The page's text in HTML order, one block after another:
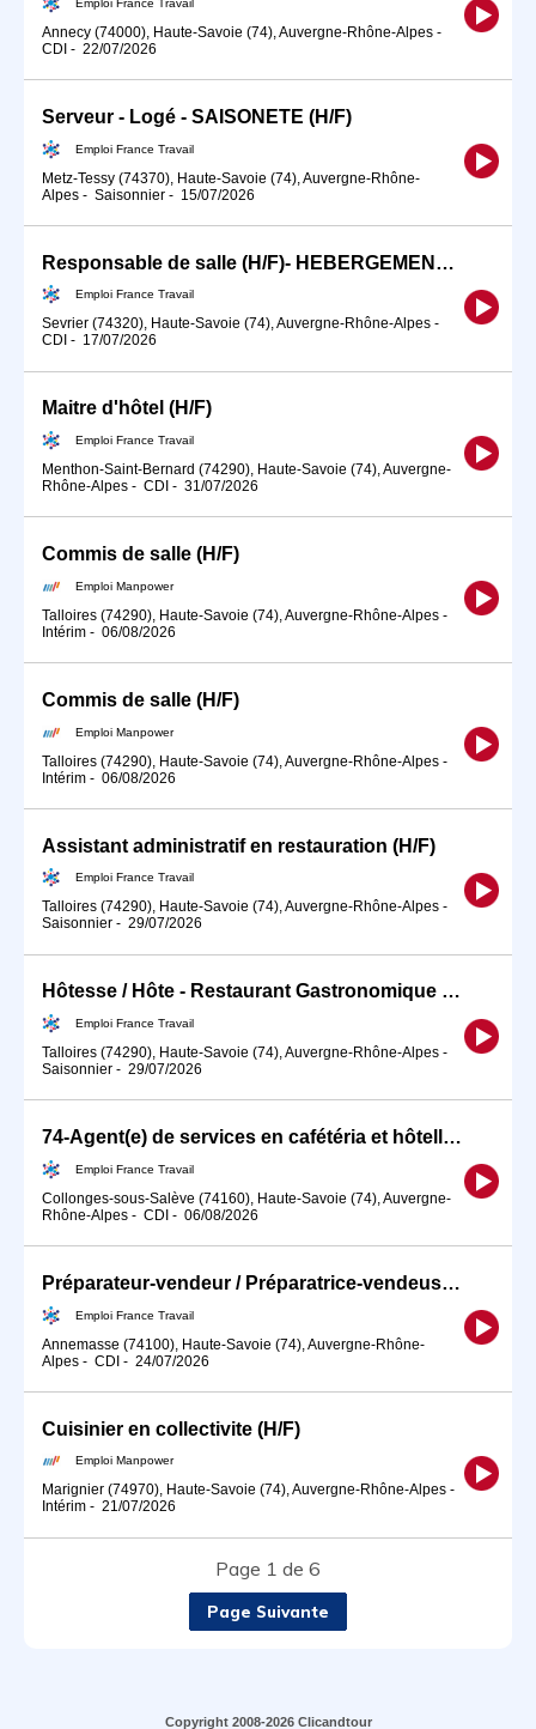
Annecy (74000), Haute-Savoie (74), Auvergne-Rhône-Alpes -
CDI - 22/07/2026
Serveur - Logé - SAISONETE (H/F)
Emploi France Travail
Metz-Tessy (74370), Haute-Savoie (74), Auvergne-Rhône-
Alpes - Saisonnier - 15/07/2026
Responsable de salle (H/F)- HEBERGEMENT POSSIBLE
Emploi France Travail
Sevrier (74320), Haute-Savoie (74), Auvergne-Rhône-Alpes -
CDI - 17/07/2026
Maitre d'hôtel (H/F)
Emploi France Travail
Menthon-Saint-Bernard (74290), Haute-Savoie (74), Auvergne-
Rhône-Alpes - CDI - 31/07/2026
Commis de salle (H/F)
Emploi Manpower
Talloires (74290), Haute-Savoie (74), Auvergne-Rhône-Alpes -
Intérim - 06/08/2026
Commis de salle (H/F)
Emploi Manpower
Talloires (74290), Haute-Savoie (74), Auvergne-Rhône-Alpes -
Intérim - 06/08/2026
Assistant administratif en restauration (H/F)
Emploi France Travail
Talloires (74290), Haute-Savoie (74), Auvergne-Rhône-Alpes -
Saisonnier - 29/07/2026
Hôtesse / Hôte - Restaurant Gastronomique 2 Jean Sulpice (H/F)
Emploi France Travail
Talloires (74290), Haute-Savoie (74), Auvergne-Rhône-Alpes -
Saisonnier - 29/07/2026
74-Agent(e) de services en cafétéria et hôtellerie (H/F)
Emploi France Travail
Collonges-sous-Salève (74160), Haute-Savoie (74), Auvergne-
Rhône-Alpes - CDI - 06/08/2026
Préparateur-vendeur / Préparatrice-vendeuse en restauration rapid (H/F)
Emploi France Travail
Annemasse (74100), Haute-Savoie (74), Auvergne-Rhône-
Alpes - CDI - 24/07/2026
Cuisinier en collectivite (H/F)
Emploi Manpower
Marignier (74970), Haute-Savoie (74), Auvergne-Rhône-Alpes -
Intérim - 21/07/2026
Page 1 de 6
Page Suivante
Copyright 2008-2026 Clicandtour